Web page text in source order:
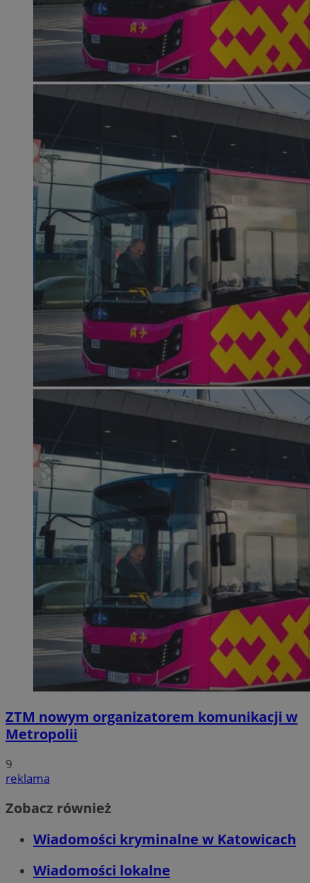
ZTM nowym organizatorem komunikacji w
Metropolii
9
reklama
Zobacz również
Wiadomości kryminalne w Katowicach
Wiadomości lokalne